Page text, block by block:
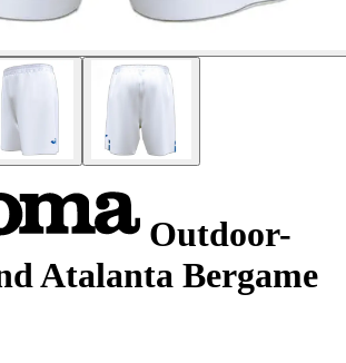
Outdoor-
Atalanta Bergame